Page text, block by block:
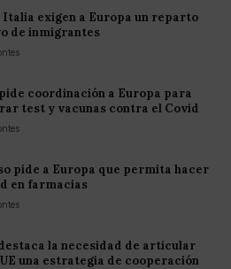
Italia exigen a Europa un reparto
de inmigrantes
coordinación a Europa para
test y vacunas contra el Covid
pide a Europa que permita hacer
en farmacias
la necesidad de articular
una estrategia de cooperación